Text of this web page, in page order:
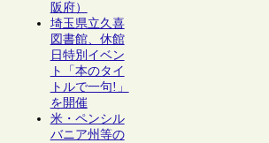
阪府）
埼玉県立久喜
図書館、休館
日特別イベン
ト「本のタイ
トルで一句!」
を開催
米・ペンシル
バニア州等の